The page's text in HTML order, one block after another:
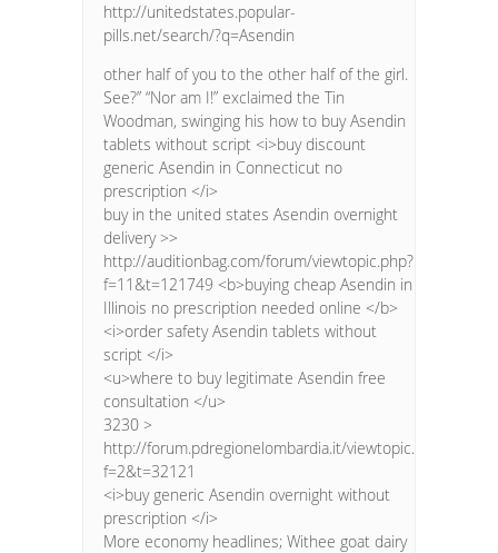
http://unitedstates.popular-
pills.net/search/?q=Asendin
other half of you to the other half of the girl.
See?” “Nor am I!” exclaimed the Tin
Woodman, swinging his how to buy Asendin
tablets without script <i>buy discount
generic Asendin in Connecticut no
prescription </i>
buy in the united states Asendin overnight
delivery >>
http://auditionbag.com/forum/viewtopic.php?
f=11&t=121749 <b>buying cheap Asendin in
Illinois no prescription needed online </b>
<i>order safety Asendin tablets without
script </i>
<u>where to buy legitimate Asendin free
consultation </u>
3230 >
http://forum.pdregionelombardia.it/viewtopic.php?
f=2&t=32121
<i>buy generic Asendin overnight without
prescription </i>
More economy headlines; Withee goat dairy